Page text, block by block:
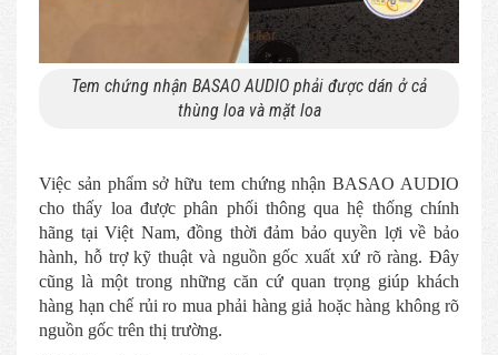
Tem chứng nhận BASAO AUDIO phải được dán ở cả
thùng loa và mặt loa
Việc sản phẩm sở hữu tem chứng nhận BASAO AUDIO
cho thấy loa được phân phối thông qua hệ thống chính
hãng tại Việt Nam, đồng thời đảm bảo quyền lợi về bảo
hành, hỗ trợ kỹ thuật và nguồn gốc xuất xứ rõ ràng. Đây
cũng là một trong những căn cứ quan trọng giúp khách
hàng hạn chế rủi ro mua phải hàng giả hoặc hàng không rõ
nguồn gốc trên thị trường.